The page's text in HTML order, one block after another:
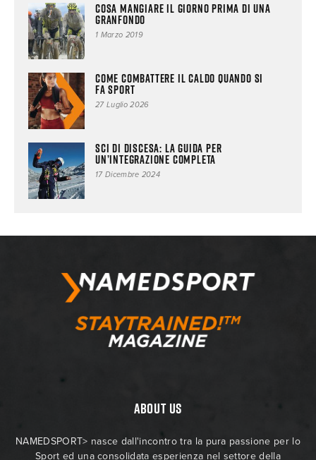
Cosa mangiare il giorno prima di una
Granfondo
1 Marzo 2019
Come combattere il caldo quando si
fa sport
27 Luglio 2026
Sci di discesa: la guida per
un’integrazione completa
17 Dicembre 2024
ABOUT US
NAMEDSPORT> nasce dall'incontro tra la pura passione per lo
Sport ed una consolidata esperienza nel settore della